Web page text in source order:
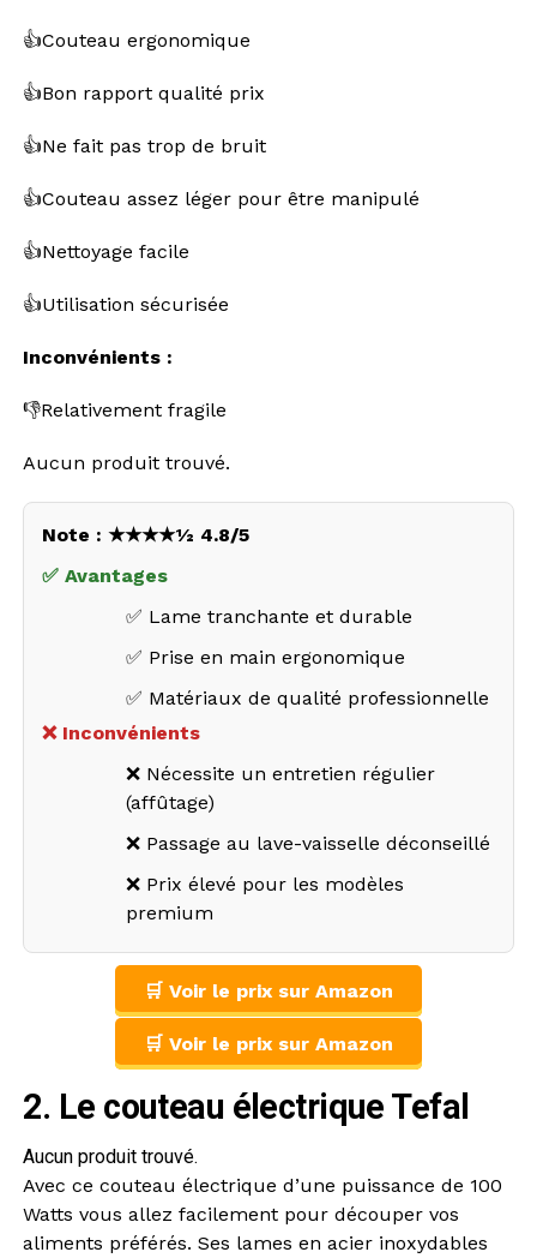
👍Couteau ergonomique
👍Bon rapport qualité prix
👍Ne fait pas trop de bruit
👍Couteau assez léger pour être manipulé
👍Nettoyage facile
👍Utilisation sécurisée
Inconvénients :
👎Relativement fragile
Aucun produit trouvé.
Note : ★★★★½ 4.8/5
✅ Avantages
✅ Lame tranchante et durable
✅ Prise en main ergonomique
✅ Matériaux de qualité professionnelle
❌ Inconvénients
❌ Nécessite un entretien régulier
(affûtage)
❌ Passage au lave-vaisselle déconseillé
❌ Prix élevé pour les modèles
premium
🛒 Voir le prix sur Amazon
🛒 Voir le prix sur Amazon
2. Le couteau électrique Tefal
Aucun produit trouvé.
Avec ce couteau électrique d’une puissance de 100
Watts vous allez facilement pour découper vos
aliments préférés. Ses lames en acier inoxydables